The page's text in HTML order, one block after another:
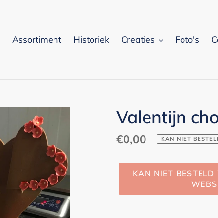
Assortiment Historiek Creaties Foto's
Valentijn
Normale
€0,00 KAN NIET
KAN NIET